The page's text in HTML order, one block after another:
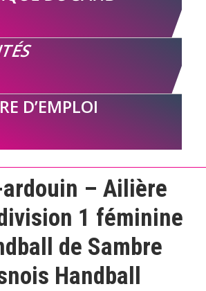
D’EMPLOI
– Ailière
1 féminine
de Sambre
Handball